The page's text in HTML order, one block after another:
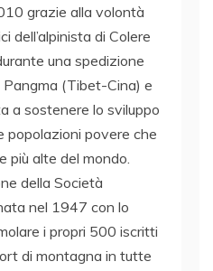
grazie alla volontà
dell’alpinista di Colere
una spedizione
Pangma (Tibet-Cina) e
a sostenere lo sviluppo
popolazioni povere che
più alte del mondo.
della Società
nel 1947 con lo
i propri 500 iscritti
di montagna in tutte